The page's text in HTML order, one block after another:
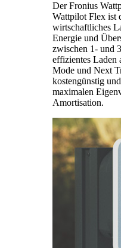
Der Fronius
Wattpilot Flex ist
wirtschaftliches
Energie und
zwischen 1- und
effizientes Laden
Mode und Next
kostengünstig
maximalen
Amortisation.